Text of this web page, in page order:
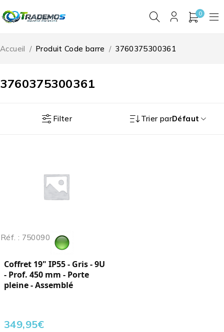
0
3760375300361
Accueil / Produit Code barre / 3760375300361
Filter Trier parDéfaut
Réf. : 750090
Coffret 19" IP55 - Gris - 9U
- Prof. 450 mm - Porte
pleine - Assemblé
349,95€